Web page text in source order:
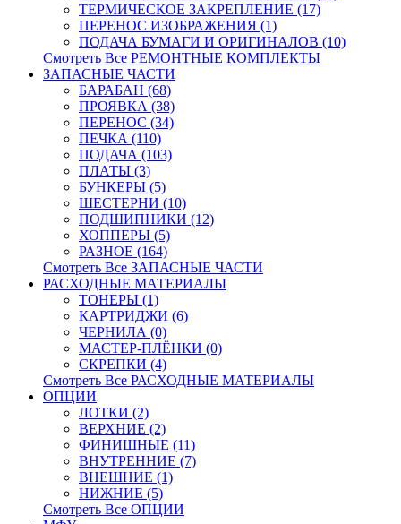
ТЕРМИЧЕСКОЕ ЗАКРЕПЛЕНИЕ (17)
ПЕРЕНОС ИЗОБРАЖЕНИЯ (1)
ПОДАЧА БУМАГИ И ОРИГИНАЛОВ (10)
Смотреть Все РЕМОНТНЫЕ КОМПЛЕКТЫ
ЗАПАСНЫЕ ЧАСТИ
БАРАБАН (68)
ПРОЯВКА (38)
ПЕРЕНОС (34)
ПЕЧКА (110)
ПОДАЧА (103)
ПЛАТЫ (3)
БУНКЕРЫ (5)
ШЕСТЕРНИ (10)
ПОДШИПНИКИ (12)
ХОППЕРЫ (5)
РАЗНОЕ (164)
Смотреть Все ЗАПАСНЫЕ ЧАСТИ
РАСХОДНЫЕ МАТЕРИАЛЫ
ТОНЕРЫ (1)
КАРТРИДЖИ (6)
ЧЕРНИЛА (0)
МАСТЕР-ПЛЁНКИ (0)
СКРЕПКИ (4)
Смотреть Все РАСХОДНЫЕ МАТЕРИАЛЫ
ОПЦИИ
ЛОТКИ (2)
ВЕРХНИЕ (2)
ФИНИШНЫЕ (11)
ВНУТРЕННИЕ (7)
ВНЕШНИЕ (1)
НИЖНИЕ (5)
Смотреть Все ОПЦИИ